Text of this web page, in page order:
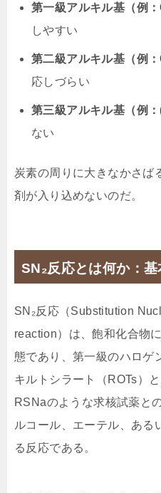
第一級アルキル基（例：
しやすい
第二級アルキル基（例
応しづらい
第三級アルキル基（例：
ない
炭素の周りに大きなかさば
剤が入り込めないのだ。
SN₂反応とは何か：
SN₂反応（Substitution
reaction）は、飽和化合物
態であり、第一級のハロゲ
キルトシラート（ROTs）
RSNaのような求核試薬と
ルコール、エーテル、ある
る反応である。